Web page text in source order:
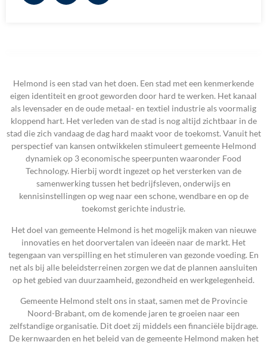
Helmond is een stad van het doen. Een stad met een kenmerkende
eigen identiteit en groot geworden door hard te werken. Het kanaal
als levensader en de oude metaal- en textiel industrie als voormalig
kloppend hart. Het verleden van de stad is nog altijd zichtbaar in de
stad die zich vandaag de dag hard maakt voor de toekomst. Vanuit het
perspectief van kansen ontwikkelen stimuleert gemeente Helmond
dynamiek op 3 economische speerpunten waaronder Food
Technology. Hierbij wordt ingezet op het versterken van de
samenwerking tussen het bedrijfsleven, onderwijs en
kennisinstellingen op weg naar een schone, wendbare en op de
toekomst gerichte industrie.
Het doel van gemeente Helmond is het mogelijk maken van nieuwe
innovaties en het doorvertalen van ideeën naar de markt. Het
tegengaan van verspilling en het stimuleren van gezonde voeding. En
net als bij alle beleidsterreinen zorgen we dat de plannen aansluiten
op het gebied van duurzaamheid, gezondheid en werkgelegenheid.
Gemeente Helmond stelt ons in staat, samen met de Provincie
Noord-Brabant, om de komende jaren te groeien naar een
zelfstandige organisatie. Dit doet zij middels een financiële bijdrage.
De kernwaarden en het beleid van de gemeente Helmond maken het